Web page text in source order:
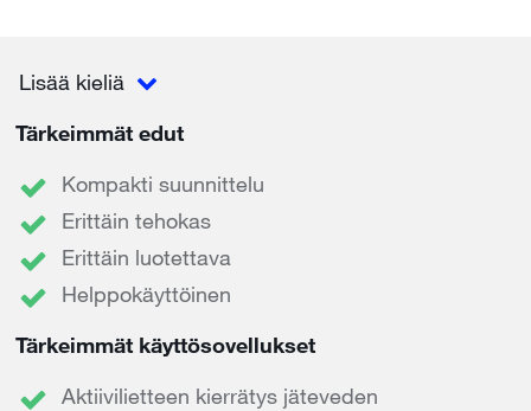
Lisää kieliä
Tärkeimmät edut
Kompakti suunnittelu
Erittäin tehokas
Erittäin luotettava
Helppokäyttöinen
Tärkeimmät käyttösovellukset
Aktiivilietteen kierrätys jäteveden